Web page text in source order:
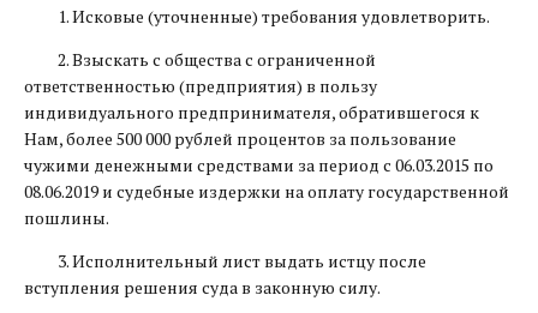
1. Исковые (уточненные) требования удовлетворить.
2. Взыскать с общества с ограниченной
ответственностью (предприятия) в пользу
индивидуального предпринимателя, обратившегося к
Нам, более 500 000 рублей процентов за пользование
чужими денежными средствами за период с 06.03.2015 по
08.06.2019 и судебные издержки на оплату государственной
пошлины.
3. Исполнительный лист выдать истцу после
вступления решения суда в законную силу.